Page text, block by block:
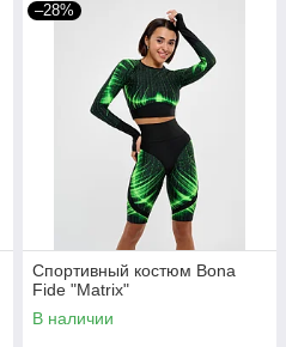
–28%
Спортивный костюм Bona
Fide "Matrix"
В наличии